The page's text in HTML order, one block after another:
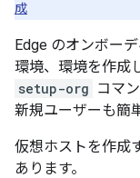
成
Edge のオンボー
環境、環境を作成
setup-org コマ
新規ユーザーも簡
仮想ホストを作成
あります。